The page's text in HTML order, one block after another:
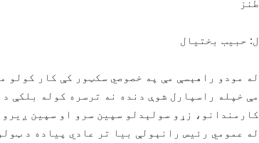
طنز
ل: حبیب بختیال
له مودو راهېسې مې په خصوصي سکټور کې کار کولو
مې خپله راسپارل شوې دنده نه ترسره کوله بلکې
کارمندانو، زړو سولېدلو سپین سرو او سپین
له عمومي رئیس رانېولې بیا تر عادي پیاده د